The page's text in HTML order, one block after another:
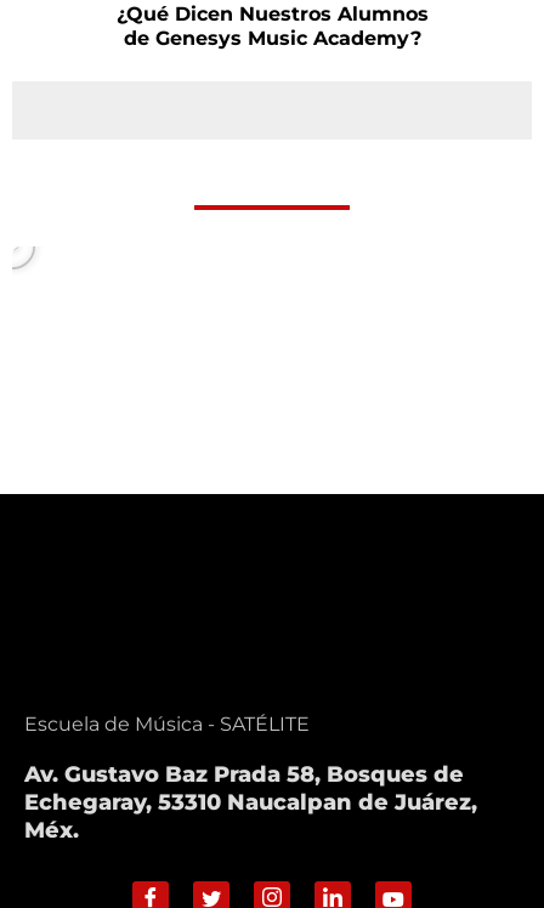
¿Qué Dicen Nuestros Alumnos
de Genesys Music Academy?
Escuela de Música - SATÉLITE
Av. Gustavo Baz Prada 58, Bosques de
Echegaray, 53310 Naucalpan de Juárez,
Méx.